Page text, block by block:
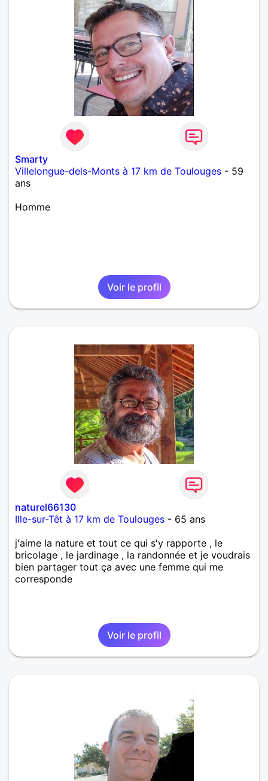
Smarty
Villelongue-dels-Monts à 17 km de Toulouges - 59
ans
Homme
Voir le profil
naturel66130
Ille-sur-Têt à 17 km de Toulouges - 65 ans
j'aime la nature et tout ce qui s'y rapporte , le
bricolage , le jardinage , la randonnée et je voudrais
bien partager tout ça avec une femme qui me
corresponde
Voir le profil